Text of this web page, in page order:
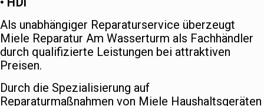
Als unabhängiger Reparaturservice überzeugt
Miele Reparatur Am Wasserturm als Fachhändler
durch qualifizierte Leistungen bei attraktiven
Preisen.
Durch die Spezialisierung auf
Reparaturmaßnahmen von Miele Haushaltsgeräten